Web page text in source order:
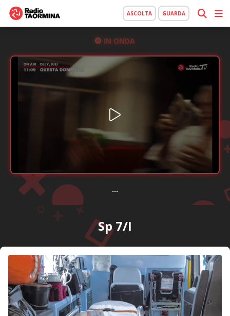
ASCOLTA GUARDA
IN ONDA
...
Sp 7/I